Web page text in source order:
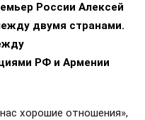
России Алексей
двумя странами.
РФ и Армении
хорошие отношения»,